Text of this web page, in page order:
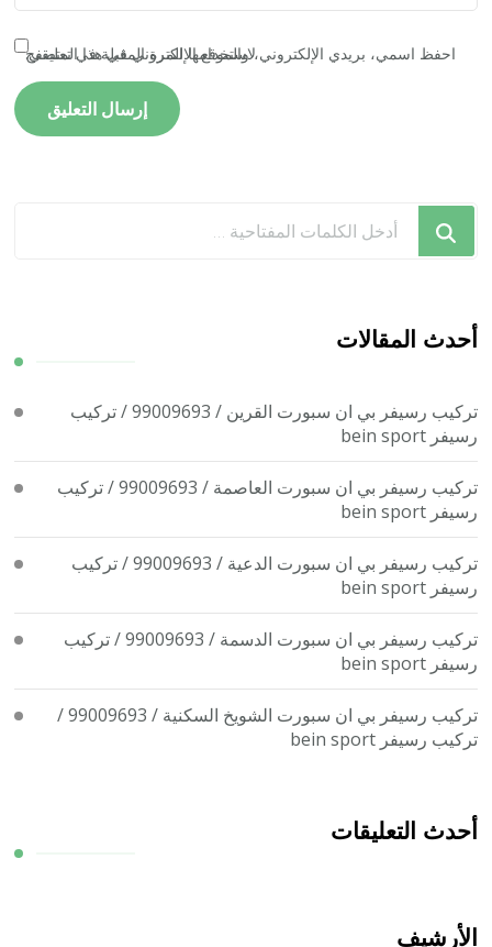
احفظ اسمي، بريدي الإلكتروني، والموقع الإلكتروني في هذا المتصفح لاستخدامها المرة المقبلة في تعليقي.
تبحث
ما؟
أحدث المقالات
تركيب رسيفر بي ان سبورت القرين / 99009693 / تركيب
رسيفر bein sport
تركيب رسيفر بي ان سبورت العاصمة / 99009693 / تركيب
رسيفر bein sport
تركيب رسيفر بي ان سبورت الدعية / 99009693 / تركيب
رسيفر bein sport
تركيب رسيفر بي ان سبورت الدسمة / 99009693 / تركيب
رسيفر bein sport
تركيب رسيفر بي ان سبورت الشويخ السكنية / 99009693 /
تركيب رسيفر bein sport
أحدث التعليقات
الأرشيف